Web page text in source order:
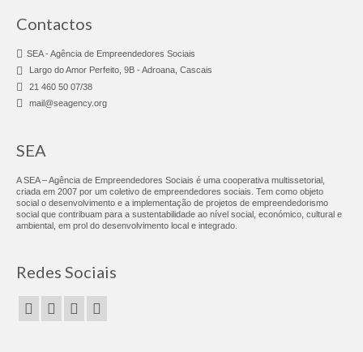
FE Algueirão Mem-Martins
FE Chamusca
FE Elvas
FE Lisboa
FE Santa Maria Maior
FE de Oeiras
FE Valença
Contactos
SEA - Agência de Empreendedores Sociais
Largo do Amor Perfeito, 9B - Adroana, Cascais
21 460 50 07/38
mail@seagency.org
SEA
A SEA – Agência de Empreendedores Sociais é uma cooperativa multissetorial,
criada em 2007 por um coletivo de empreendedores sociais. Tem como objeto
social o desenvolvimento e a implementação de projetos de empreendedorismo
social que contribuam para a sustentabilidade ao nível social, económico, cultural e
ambiental, em prol do desenvolvimento local e integrado.
Redes Sociais